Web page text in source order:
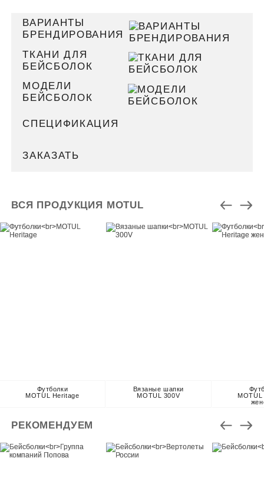
ВАРИАНТЫ
БРЕНДИРОВАНИЯ
ТКАНИ ДЛЯ
БЕЙСБОЛОК
МОДЕЛИ
БЕЙСБОЛОК
СПЕЦИФИКАЦИЯ
ЗАКАЗАТЬ
ВСЯ ПРОДУКЦИЯ MOTUL
Футболки
MOTUL Heritage
Вязаные шапки
MOTUL 300V
РЕКОМЕНДУЕМ